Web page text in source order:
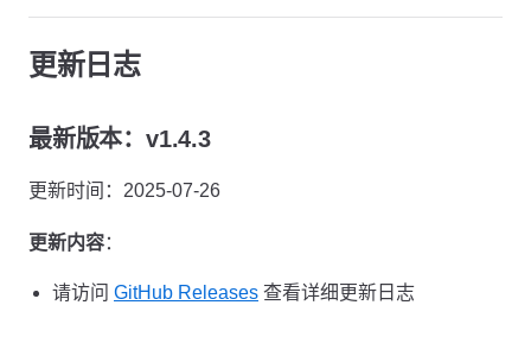
更新日志
最新版本：v1.4.3
更新时间：2025-07-26
更新内容：
请访问 GitHub Releases 查看详细更新日志